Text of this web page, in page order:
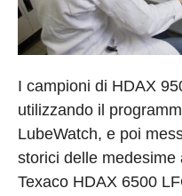
I campioni di HDAX
utilizzando il
LubeWatch, e poi
storici delle medesime
Texaco HDAX 6500